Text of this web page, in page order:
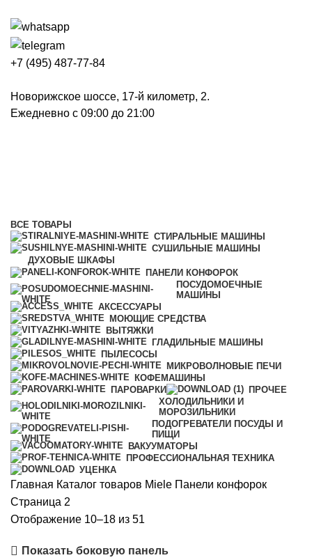
+7 (495) 487-77-84
Новорижское шоссе, 17-й километр, 2.
Ежедневно с 09:00 до 21:00
ВСЕ ТОВАРЫ
СТИРАЛЬНЫЕ МАШИНЫ
СУШИЛЬНЫЕ МАШИНЫ
ДУХОВЫЕ ШКАФЫ
ПАНЕЛИ КОНФОРОК
ПОСУДОМОЕЧНЫЕ
МАШИНЫ
АКСЕССУАРЫ
МОЮЩИЕ СРЕДСТВА
ВЫТЯЖКИ
ГЛАДИЛЬНЫЕ МАШИНЫ
ПЫЛЕСОСЫ
МИКРОВОЛНОВЫЕ ПЕЧИ
КОФЕМАШИНЫ
ПАРОВАРКИ
ПРОЧЕЕ
ХОЛОДИЛЬНИКИ И
МОРОЗИЛЬНИКИ
ПОДОГРЕВАТЕЛИ ПОСУДЫ И
ПИЩИ
ВАКУУМАТОРЫ
ПРОФЕССИОНАЛЬНАЯ ТЕХНИКА
УЦЕНКА
Главная Каталог товаров Miele Панели конфорок
Страница 2
Отображение 10–18 из 51
популярности
Показать боковую панель